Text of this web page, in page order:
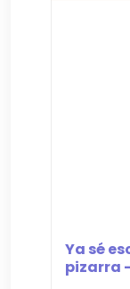
Ya sé
pizarra